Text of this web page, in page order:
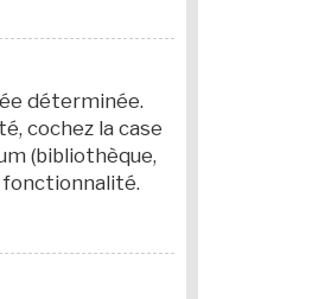
déterminée.
cochez la case
(bibliothèque,
fonctionnalité.